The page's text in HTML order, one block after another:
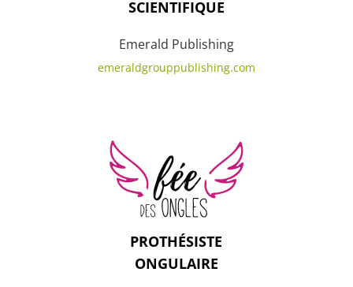
SCIENTIFIQUE
Emerald Publishing
emeraldgrouppublishing.com
PROTHÉSISTE
ONGULAIRE